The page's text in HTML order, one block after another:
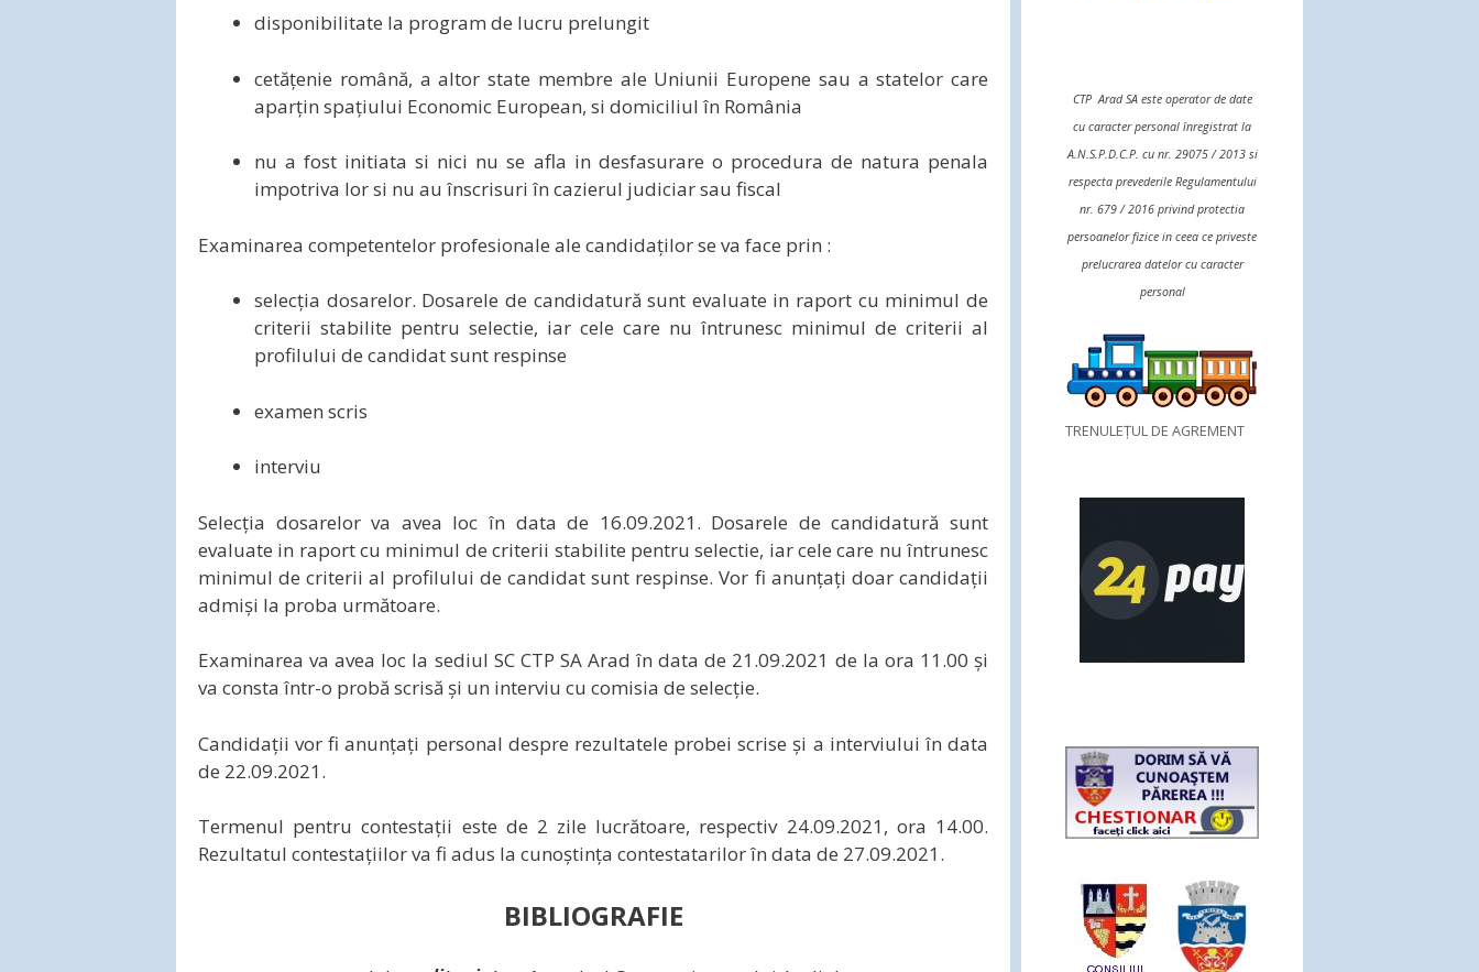
disponibilitate la program de lucru prelungit
cetățenie română, a altor state membre ale Uniunii Europene sau a statelor care
aparțin spațiului Economic European, si domiciliul în România
nu a fost initiata si nici nu se afla in desfasurare o procedura de natura penala
impotriva lor si nu au înscrisuri în cazierul judiciar sau fiscal
Examinarea competentelor profesionale ale candidaţilor se va face prin :
selecția dosarelor. Dosarele de candidatură sunt evaluate in raport cu minimul de
criterii stabilite pentru selectie, iar cele care nu întrunesc minimul de criterii al
profilului de candidat sunt respinse
examen scris
interviu
Selecția dosarelor va avea loc în data de 16.09.2021. Dosarele de candidatură sunt
evaluate in raport cu minimul de criterii stabilite pentru selectie, iar cele care nu întrunesc
minimul de criterii al profilului de candidat sunt respinse. Vor fi anunțați doar candidații
admiși la proba următoare.
Examinarea va avea loc la sediul SC CTP SA Arad în data de 21.09.2021 de la ora 11.00 și
va consta într-o probă scrisă și un interviu cu comisia de selecție.
Candidații vor fi anunțați personal despre rezultatele probei scrise și a interviului în data
de 22.09.2021.
Termenul pentru contestații este de 2 zile lucrătoare, respectiv 24.09.2021, ora 14.00.
Rezultatul contestațiilor va fi adus la cunoștința contestatarilor în data de 27.09.2021.
BIBLIOGRAFIE
CTP Arad SA este operator de date
cu caracter personal înregistrat la
A.N.S.P.D.C.P. cu nr. 29075 / 2013 si
respecta prevederile Regulamentului
nr. 679 / 2016 privind protectia
persoanelor fizice in ceea ce priveste
prelucrarea datelor cu caracter
personal
TRENULEȚUL DE AGREMENT